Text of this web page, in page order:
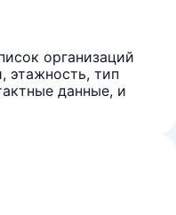
организаций
этажность, тип
данные, и